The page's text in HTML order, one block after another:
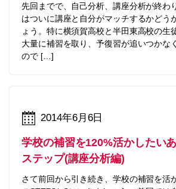
先回までで、自己分析、講座分析が終わ
はついに講座と自分がマッチするかどう
ょう。特に横須賀高校と半田東高校の生
大量に補習を取り、予復習が追いつかな
ので […]
2014年6月6日
学校の補習を120%活かしたい
ステップ(講座分析編)
さて前回から引き続き、学校の補習を活